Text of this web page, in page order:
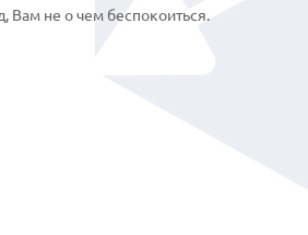
Вам не о чем беспокоиться.